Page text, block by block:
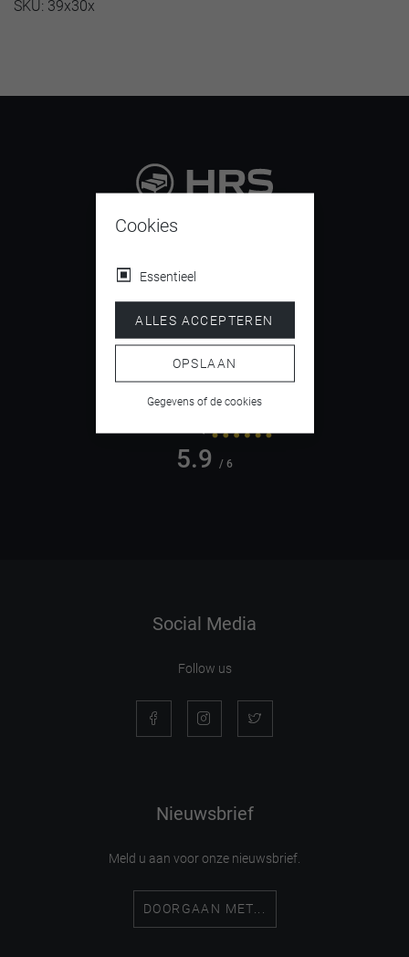
SKU: 39x30x
9.4
4.5/ 5
5.9 / 6
Social Media
Follow us
Nieuwsbrief
Meld u aan voor onze nieuwsbrief.
DOORGAAN MET...
Cookies
Essentieel
ALLES ACCEPTEREN
OPSLAAN
Gegevens of de cookies